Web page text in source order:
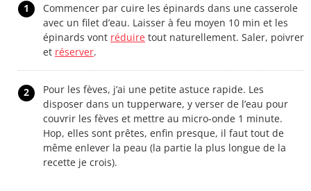
1
Commencer par cuire les épinards dans une casserole
avec un filet d’eau. Laisser à feu moyen 10 min et les
épinards vont réduire tout naturellement. Saler, poivrer
et réserver.
2
Pour les fèves, j’ai une petite astuce rapide. Les
disposer dans un tupperware, y verser de l’eau pour
couvrir les fèves et mettre au micro-onde 1 minute.
Hop, elles sont prêtes, enfin presque, il faut tout de
même enlever la peau (la partie la plus longue de la
recette je crois).